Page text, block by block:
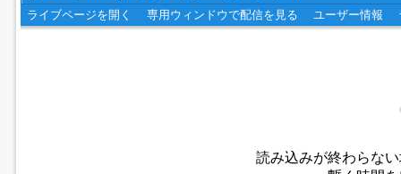
ライブページを開く 専用ウィンドウで配信を見る ユーザー情報
読み込みが終わらな